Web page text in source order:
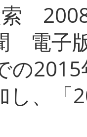
電子
の
し、「